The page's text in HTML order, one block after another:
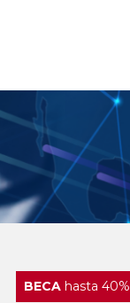
BECA hasta 40%